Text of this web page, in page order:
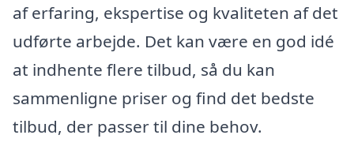
af erfaring, ekspertise og kvaliteten af det
udførte arbejde. Det kan være en god idé
at indhente flere tilbud, så du kan
sammenligne priser og find det bedste
tilbud, der passer til dine behov.